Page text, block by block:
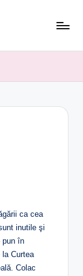
ca cea
inutile şi
pun în
Curtea
Colac